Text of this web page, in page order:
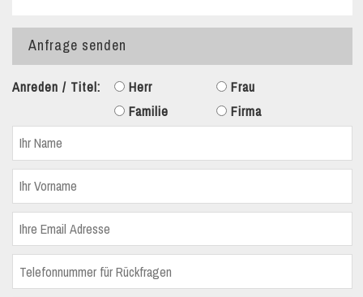
Anfrage senden
Anreden / Titel: Herr
Frau
Familie
Firma